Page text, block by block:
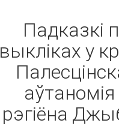
Падказкі
выкліках у
аўтаномія
рэгіёна